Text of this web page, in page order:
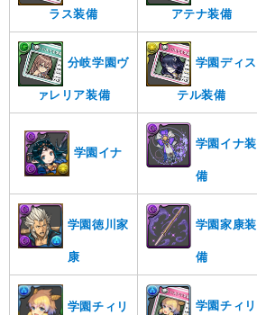
ラス装備 アテナ装備
分岐学園ヴ
ァレリア装備
学園ディス
テル装備
学園イナ
学園イナ装
備
学園徳川家
康
学園家康装
備
学園チィリ 学園チィリ